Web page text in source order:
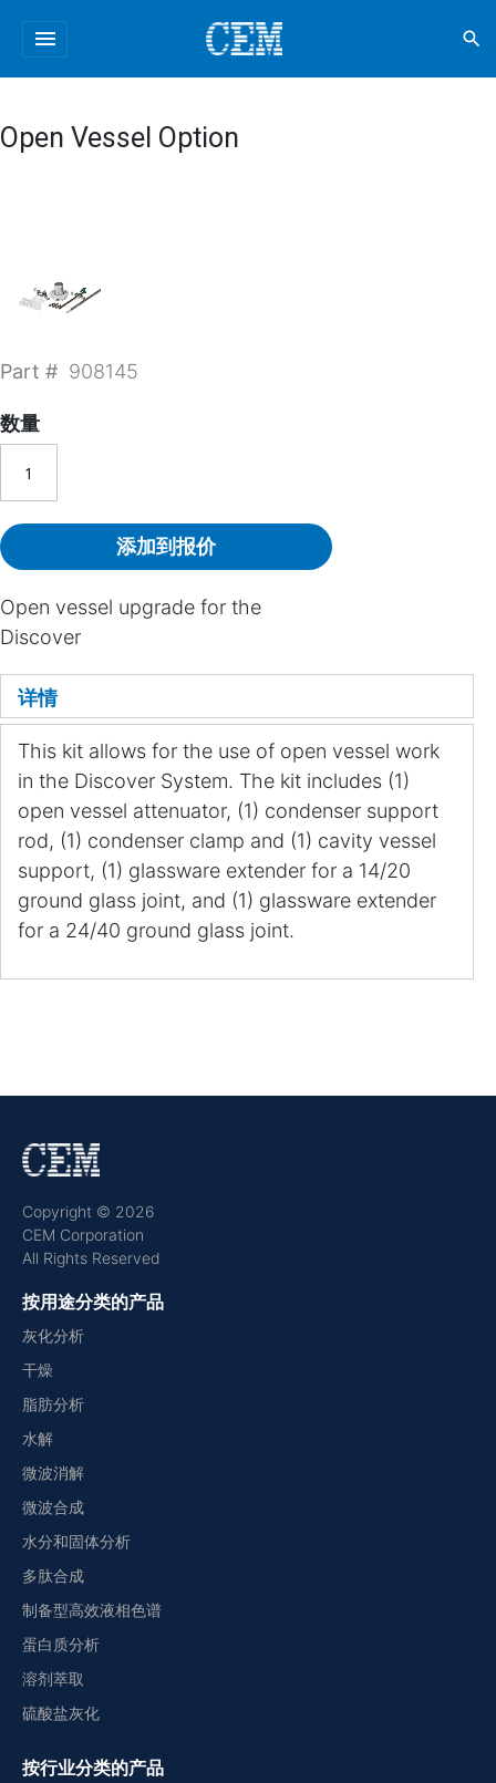
menu search
Open Vessel Option
Part # 908145
数量
添加到报价
Open vessel upgrade for the
Discover
详情
This kit allows for the use of open vessel work
in the Discover System. The kit includes (1)
open vessel attenuator, (1) condenser support
rod, (1) condenser clamp and (1) cavity vessel
support, (1) glassware extender for a 14/20
ground glass joint, and (1) glassware extender
for a 24/40 ground glass joint.
Copyright © 2026
CEM Corporation
All Rights Reserved
按用途分类的产品
灰化分析
干燥
脂肪分析
水解
微波消解
微波合成
水分和固体分析
多肽合成
制备型高效液相色谱
蛋白质分析
溶剂萃取
硫酸盐灰化
按行业分类的产品